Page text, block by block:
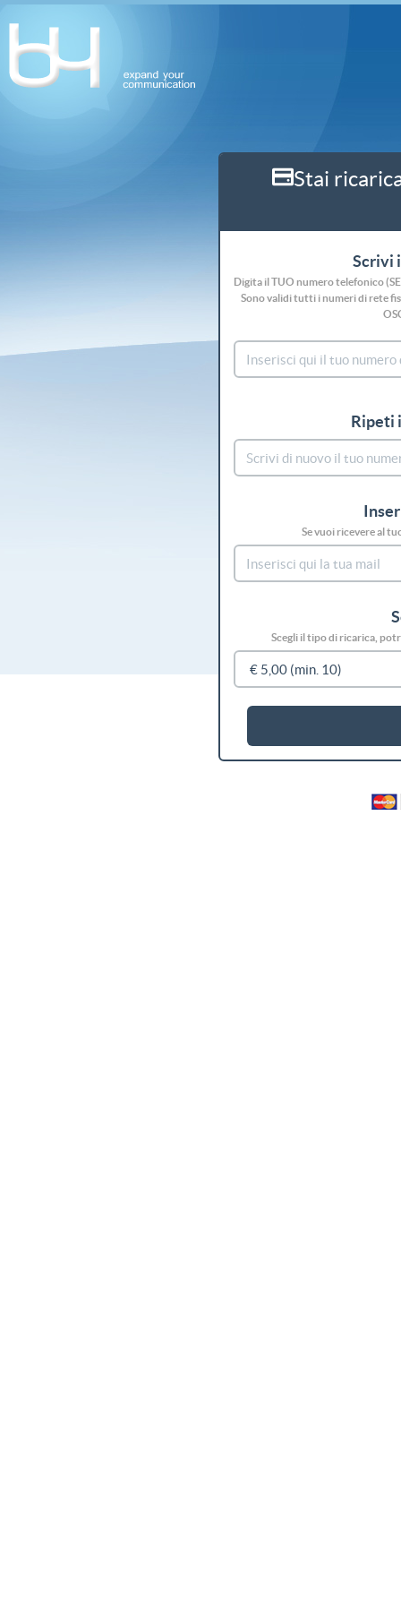
Stai
Scrivi
Digita il TUO numero telefonico
Sono validi tutti i numeri di rete
Ripeti
Se vuoi ricevere al
Scegli il tipo di ricarica,